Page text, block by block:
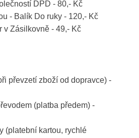
DPD - 80,- Kč
- Balík Do ruky - 120,- Kč
v Zásilkovně - 49,- Kč
převzetí zboží od dopravce) -
(platba předem) -
(platební kartou, rychlé